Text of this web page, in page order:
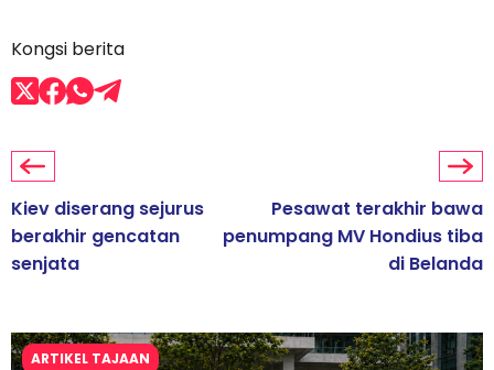
Kongsi berita
Kiev diserang sejurus
berakhir gencatan
senjata
Pesawat terakhir bawa
penumpang MV Hondius tiba
di Belanda
ARTIKEL TAJAAN